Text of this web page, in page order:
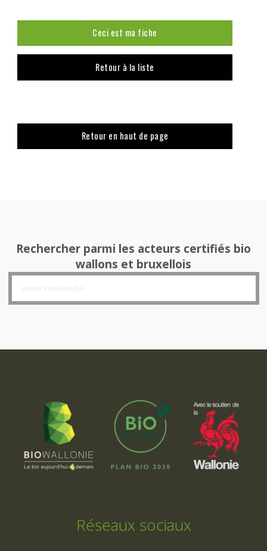
Ceci est ma fiche
Retour à la liste
Retour en haut de page
Rechercher parmi les acteurs certifiés bio
wallons et bruxellois
Réseaux sociaux